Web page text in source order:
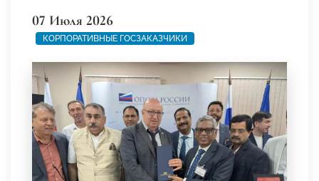
07 Июля 2026
КОРПОРАТИВНЫЕ ГОСЗАКАЗЧИКИ